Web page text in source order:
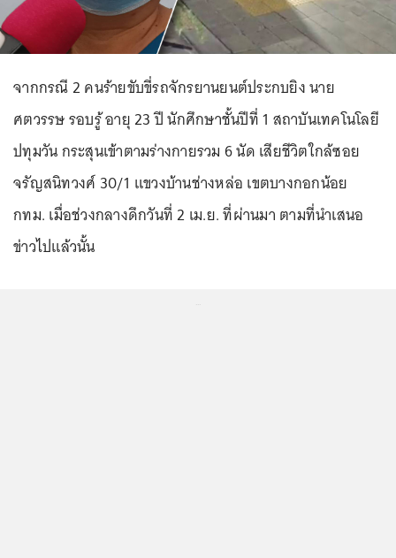
จากกรณี 2 คนร้ายขับขี่รถจักรยานยนต์ประกบยิง นาย
ศตวรรษ รอบรู้ อายุ 23 ปี นักศึกษาชั้นปีที่ 1 สถาบันเทคโนโลยี
ปทุมวัน กระสุนเข้าตามร่างกายรวม 6 นัด เสียชีวิตใกล้ซอย
จรัญสนิทวงศ์ 30/1 แขวงบ้านช่างหล่อ เขตบางกอกน้อย
กทม. เมื่อช่วงกลางดึกวันที่ 2 เม.ย. ที่ผ่านมา ตามที่นำเสนอ
ข่าวไปแล้วนั้น